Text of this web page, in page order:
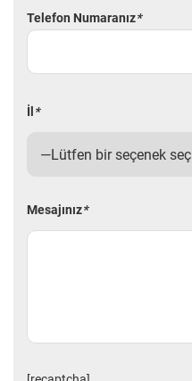
Telefon Numaranız*
İl *
Mesajınız*